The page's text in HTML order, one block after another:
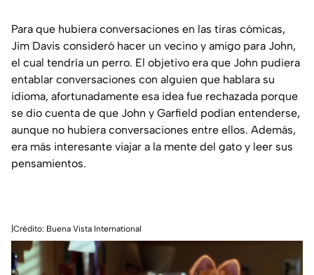
Para que hubiera conversaciones en las tiras cómicas,
Jim Davis consideró hacer un vecino y amigo para John,
el cual tendría un perro. El objetivo era que John pudiera
entablar conversaciones con alguien que hablara su
idioma, afortunadamente esa idea fue rechazada porque
se dio cuenta de que John y Garfield podían entenderse,
aunque no hubiera conversaciones entre ellos. Además,
era más interesante viajar a la mente del gato y leer sus
pensamientos.
|Crédito: Buena Vista International